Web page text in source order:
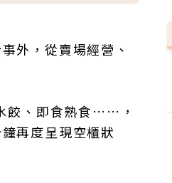
外，從賣場經營、
餃、即食熟食……，
再度呈現空櫃狀